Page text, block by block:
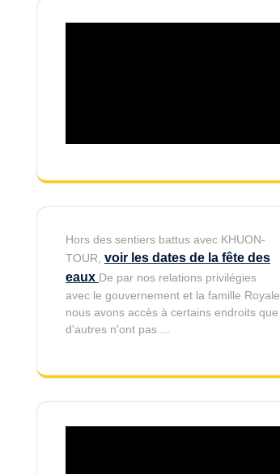
Hors des sentiers battus avec KHUON-
TOUR, voir les dates de la fête des
eaux De par nos relations privilégies
avec le gouvernement et la famille Royale
nous avons accès à certains endroits que
d'autres n'ont pas ...